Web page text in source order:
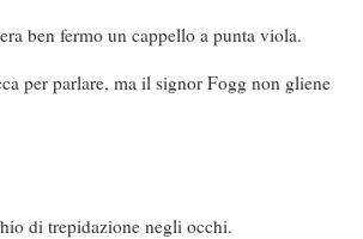
ben fermo un cappello a punta viola.
per parlare, ma il signor Fogg non gliene
di trepidazione negli occhi.